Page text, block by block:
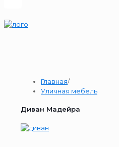
Главная/
Уличная мебель
Диван Мадейра